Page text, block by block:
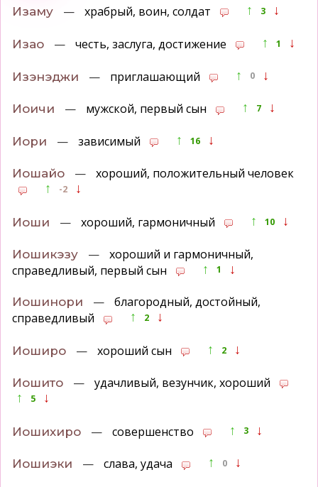
Изаму — храбрый, воин, солдат ↑ 3 ↓
Изао — честь, заслуга, достижение ↑ 1 ↓
Изэнэджи — приглашающий ↑ 0 ↓
Иоичи — мужской, первый сын ↑ 7 ↓
Иори — зависимый ↑ 16 ↓
Иошайо — хороший, положительный человек
↑ -2 ↓
Иоши — хороший, гармоничный ↑ 10 ↓
Иошикэзу —
хороший и гармоничный,
справедливый, первый сын
↑ 1 ↓
Иошинори —
благородный, достойный,
справедливый
↑ 2 ↓
Иоширо — хороший сын ↑ 2 ↓
Иошито — удачливый, везунчик, хороший
↑ 5 ↓
Иошихиро — совершенство ↑ 3 ↓
Иошиэки — слава, удача ↑ 0 ↓